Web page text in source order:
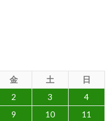
金 土
日
2 3
4
9 10
11